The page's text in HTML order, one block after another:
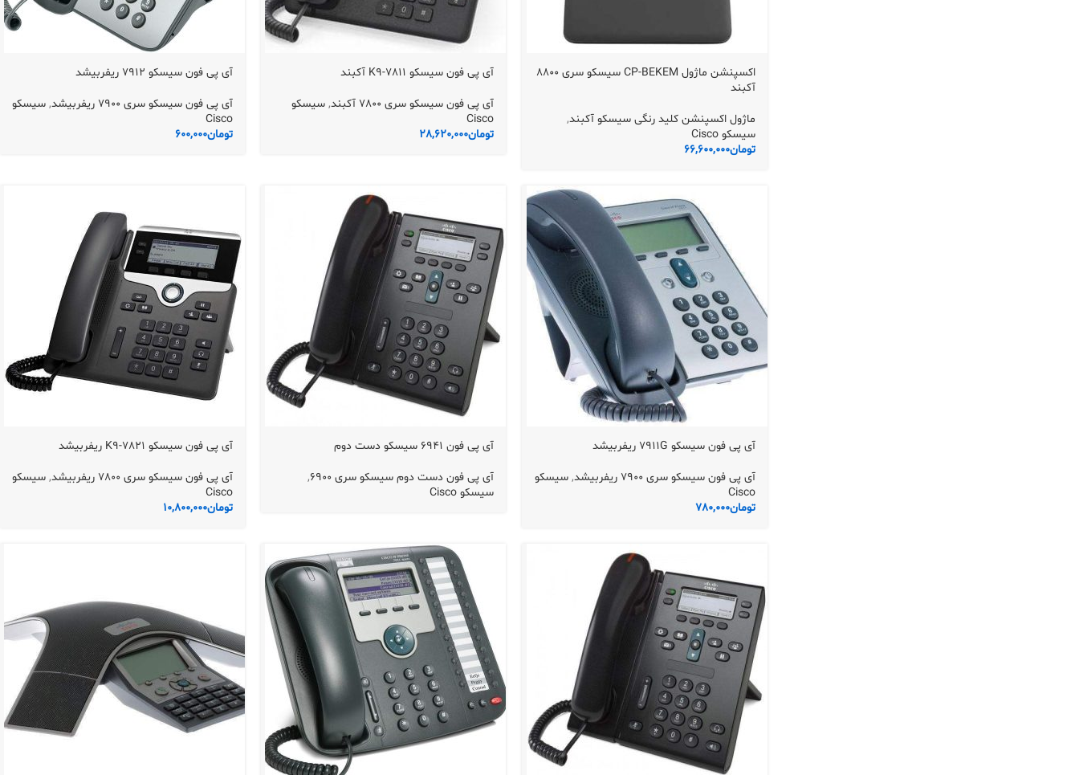
اکسپنشن ماژول CP-BEKEM سیسکو سری 8800
آکبند
ماژول اکسپنشن کلید رنگی سیسکو آکبند,
سیسکو Cisco
تومان66,600,000
آی پی فون سیسکو 7811-K9 آکبند
آی پی فون سیسکو سری 7800 آکبند , سیسکو
Cisco
تومان28,620,000
آی پی فون سیسکو 7912 ریفربیشد
آی پی فون سیسکو سری 7900 ریفربیشد , سیسکو
Cisco
تومان600,000
آی پی فون سیسکو 7911G ریفربیشد
آی پی فون سیسکو سری 7900 ریفربیشد , سیسکو
Cisco
تومان780,000
آی پی فون 6941 سیسکو دست دوم
آی پی فون دست دوم سیسکو سری 6900
,
سیسکو Cisco
آی پی فون سیسکو 7821-K9 ریفربیشد
آی پی فون سیسکو سری 7800 ریفربیشد , سیسکو
Cisco
تومان10,800,000